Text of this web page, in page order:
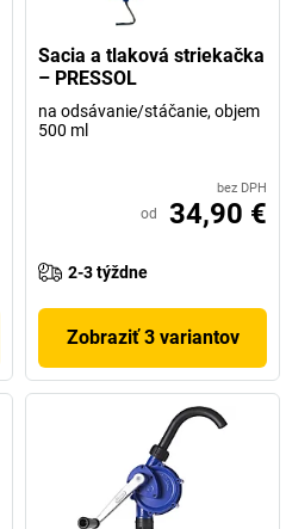
Sacia a tlaková striekačka
– PRESSOL
na odsávanie/stáčanie, objem
500 ml
bez DPH
od 34,90 €
2-3 týždne
Zobraziť 3 variantov